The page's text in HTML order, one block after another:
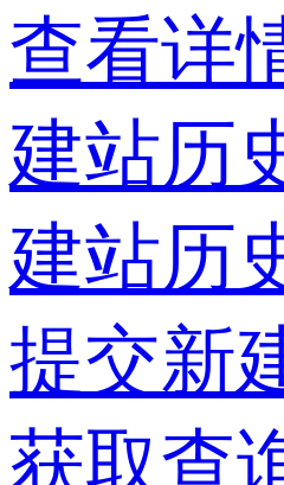
查看详
建站历
建站历
提交新
获取查